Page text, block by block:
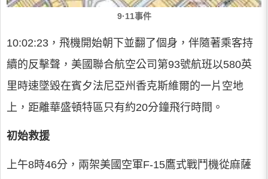
9·11事件
10:02:23，飛機開始朝下並翻了個身，伴隨著乘客持
續的反擊聲，美國聯合航空公司第93號航班以580英
里時速墜毀在賓夕法尼亞州香克斯維爾的一片空地
上，距離華盛頓特區只有約20分鐘飛行時間。
初始救援
上午8時46分，兩架美國空軍F-15鷹式戰鬥機從麻薩